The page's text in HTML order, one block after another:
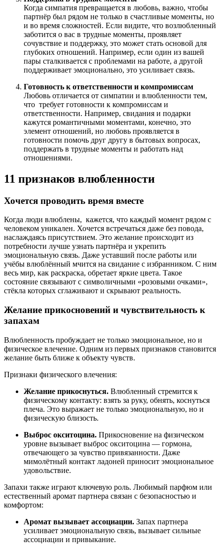
Когда симпатия превращается в любовь, важно, чтобы
партнёр был рядом не только в счастливые моменты, но
и во время сложностей. Если видите, что возлюбленный
заботится о вас в трудные моменты, проявляет
сочувствие и поддержку, это может стать основой для
глубоких отношений. Например, если один из вашей
пары сталкивается с проблемами на работе, а другой
поддерживает эмоционально, это усиливает связь.
Готовность к ответственности и компромиссам
Любовь отличается от симпатии и влюбленности тем,
что требует готовности к компромиссам и
ответственности. Например, свидания и подарки
кажутся романтичными моментами, конечно, это
элемент отношений, но любовь проявляется в
готовности помочь друг другу в бытовых вопросах,
поддержать в трудные моменты и работать над
отношениями.
11 признаков влюбленности
Хочется проводить время вместе
Когда люди влюблены, кажется, что каждый момент рядом с
человеком уникален. Хочется встречаться даже без повода,
наслаждаясь присутствием. Это желание происходит из
потребности лучше узнать партнёра и укрепить
эмоциональную связь. Даже уставший после работы или
учёбы влюблённый мчится на свидание с избранником. С ним
весь мир, как раскраска, обретает яркие цвета. Такое
состояние связывают с символичными «розовыми очками»,
стёкла которых сглаживают и скрывают реальность.
Желание прикосновений и чувствительность к
запахам
Влюбленность пробуждает не только эмоциональное, но и
физическое влечение. Одним из первых признаков становится
желание быть ближе к объекту чувств.
Признаки физического влечения:
Желание прикоснуться. Влюбленный стремится к
физическому контакту: взять за руку, обнять, коснуться
плеча. Это выражает не только эмоциональную, но и
физическую близость.
Выброс окситоцина. Прикосновение на физическом
уровне вызывает выброс окситоцина — гормона,
отвечающего за чувство привязанности. Даже
мимолётный контакт ладоней приносит эмоциональное
удовольствие.
Запахи также играют ключевую роль. Любимый парфюм или
естественный аромат партнера связан с безопасностью и
комфортом:
Аромат вызывает ассоциации. Запах партнера
усиливает эмоциональную связь, вызывает сильные
ассоциации и привыкание.